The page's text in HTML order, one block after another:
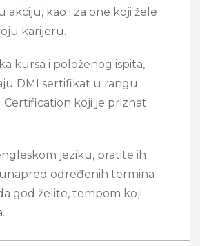
akciju, kao i za one koji žele
karijeru.
kursa i položenog ispita,
DMI sertifikat u rangu
Certification koji je priznat
jeziku, pratite ih
određenih termina
god želite, tempom koji